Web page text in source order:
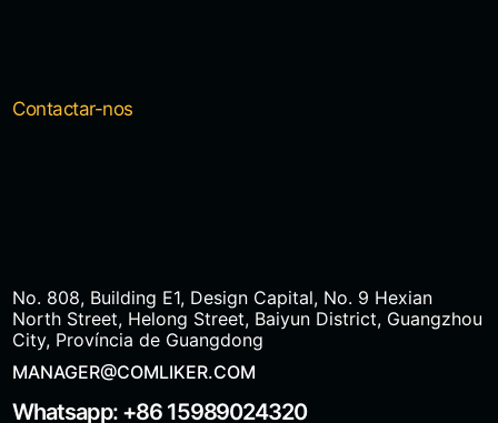
Contactar-nos
No. 808, Building E1, Design Capital, No. 9 Hexian
North Street, Helong Street, Baiyun District, Guangzhou
City, Província de Guangdong
MANAGER@COMLIKER.COM
Whatsapp: +86 15989024320